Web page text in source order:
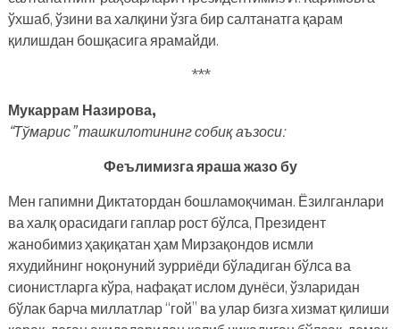
ўхшаб, ўзини ва халқини ўзга бир салтанатга қарам
қилишдан бошқасига ярамайди.
***
Мукаррам Назирова,
“Тўмарис” ташкилотининг собиқ аъзоси:
Феълимизга яраша жазо бу
Мен гапимни Диктатордан бошламоқчиман. Ёзилганлари
ва халқ орасидаги гаплар рост бўлса, Президент
жанобимиз ҳақиқатан ҳам Мирзақондов исмли
яхудийнинг ноқонуний зурриёди бўладиган бўлса ва
сионистларга кўра, нафақат ислом дунёси, ўзларидан
бўлак барча миллатлар “гой” ва улар бизга хизмат қилиши